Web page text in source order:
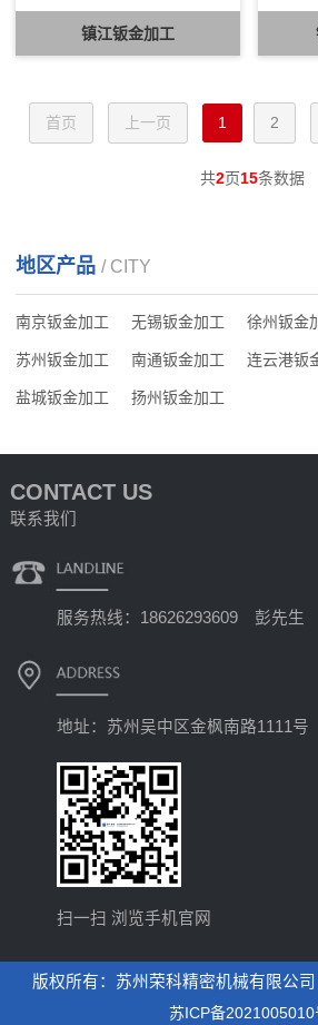
镇江钣金加工
首页 上一页 1 2
共2页15条数据
地区产品 / CITY
南京钣金加工 无锡钣金加工 徐州钣金
苏州钣金加工 南通钣金加工 连云港钣
盐城钣金加工 扬州钣金加工
CONTACT US
联系我们
服务热线：18626293609 彭先生
地址：苏州吴中区金枫南路1111号
扫一扫 浏览手机官网
版权所有：苏州荣科精密机械有限公司
苏ICP备2021005010